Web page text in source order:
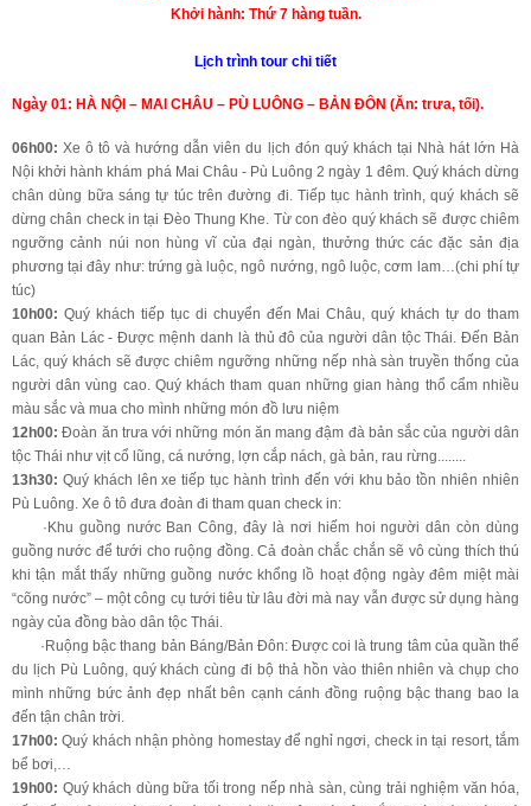
Khởi hành: Thứ 7 hàng tuần.
Lịch trình tour chi tiết
Ngày 01: HÀ NỘI – MAI CHÂU – PÙ LUÔNG – BẢN ĐÔN (Ăn: trưa, tối).
06h00:Xe ô tô và hướng dẫn viên du lịch đón quý khách tại Nhà hát lớn Hà
Nội khởi hành khám phá Mai Châu - Pù Luông 2 ngày 1 đêm. Quý khách dừng
chân dùng bữa sáng tự túc trên đường đi. Tiếp tục hành trình, quý khách sẽ
dừng chân check in tại Đèo Thung Khe. Từ con đèo quý khách sẽ được chiêm
ngưỡng cảnh núi non hùng vĩ của đại ngàn, thưởng thức các đặc sản địa
phương tại đây như: trứng gà luộc, ngô nướng, ngô luộc, cơm lam…(chi phí tự
túc)
10h00: Quý khách tiếp tục di chuyển đến Mai Châu, quý khách tự do tham
quan Bản Lác - Được mệnh danh là thủ đô của người dân tộc Thái. Đến Bản
Lác, quý khách sẽ được chiêm ngưỡng những nếp nhà sàn truyền thống của
người dân vùng cao. Quý khách tham quan những gian hàng thổ cẩm nhiều
màu sắc và mua cho mình những món đồ lưu niệm
12h00:Đoàn ăn trưa với những món ăn mang đậm đà bản sắc của người dân
tộc Thái như vịt cổ lũng, cá nướng, lợn cắp nách, gà bản, rau rừng........
13h30: Quý khách lên xe tiếp tục hành trình đến với khu bảo tồn nhiên nhiên
Pù Luông. Xe ô tô đưa đoàn đi tham quan check in:
·Khu guồng nước Ban Công, đây là nơi hiếm hoi người dân còn dùng
guồng nước để tưới cho ruộng đồng. Cả đoàn chắc chắn sẽ vô cùng thích thú
khi tận mắt thấy những guồng nước khổng lồ hoạt động ngày đêm miệt mài
“cõng nước” – một công cụ tưới tiêu từ lâu đời mà nay vẫn được sử dụng hàng
ngày của đồng bào dân tộc Thái.
·Ruộng bậc thang bản Báng/Bản Đôn: Được coi là trung tâm của quần thể
du lịch Pù Luông, quý khách cùng đi bộ thả hồn vào thiên nhiên và chụp cho
mình những bức ảnh đẹp nhất bên cạnh cánh đồng ruộng bậc thang bao la
đến tận chân trời.
17h00:Quý khách nhận phòng homestay để nghỉ ngơi, check in tại resort, tắm
bể bơi,…
19h00: Quý khách dùng bữa tối trong nếp nhà sàn, cùng trải nghiệm văn hóa,